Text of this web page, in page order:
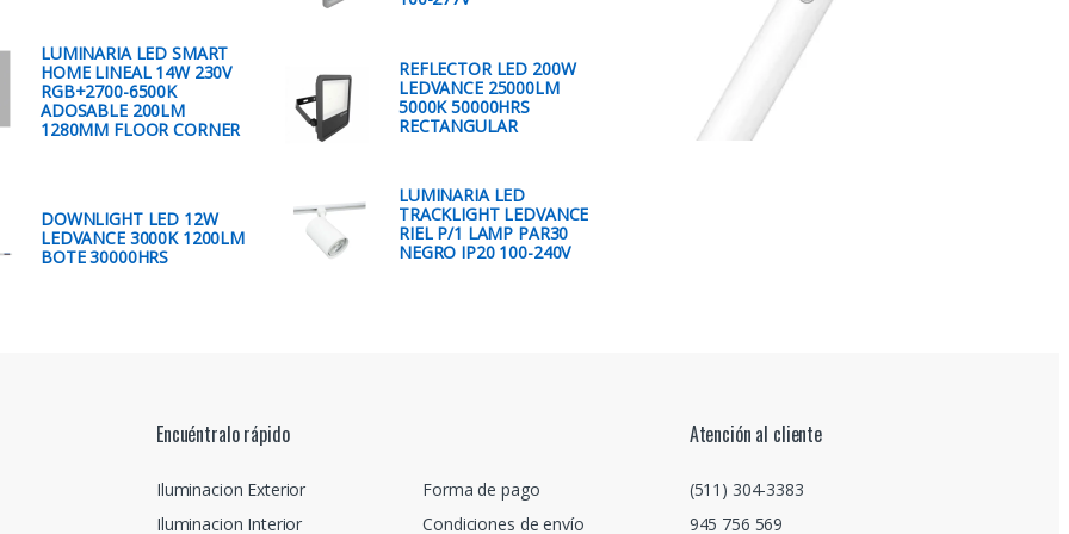
LUMINARIA LED SMART
HOME LINEAL 14W 230V
RGB+2700-6500K
ADOSABLE 200LM
1280MM FLOOR CORNER
DOWNLIGHT LED 12W
LEDVANCE 3000K 1200LM
BOTE 30000HRS
REFLECTOR LED 200W
LEDVANCE 25000LM
5000K 50000HRS
RECTANGULAR
LUMINARIA LED
TRACKLIGHT LEDVANCE
RIEL P/1 LAMP PAR30
NEGRO IP20 100-240V
Encuéntralo rápido
Iluminacion Exterior
Iluminacion Interior
Forma de pago
Condiciones de envío
Atención al cliente
(511) 304-3383
945 756 569